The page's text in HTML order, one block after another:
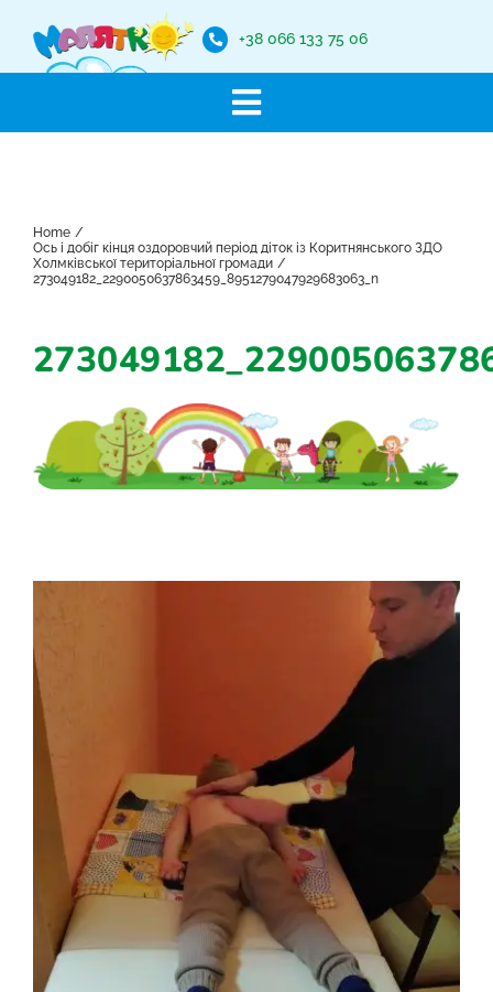
content
+38 066 133 75 06
Toggle
Про заклад
Наші послуги
Галерея
Контакти
Home
Ось і добіг кінця оздоровчий період діток із Коритнянського ЗДО
Холмківської територіальної громади
273049182_2290050637863459_8951279047929683063_n